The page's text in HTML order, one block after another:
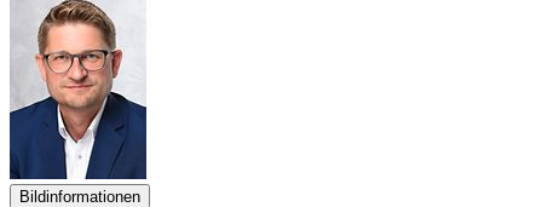
Bildinformationen